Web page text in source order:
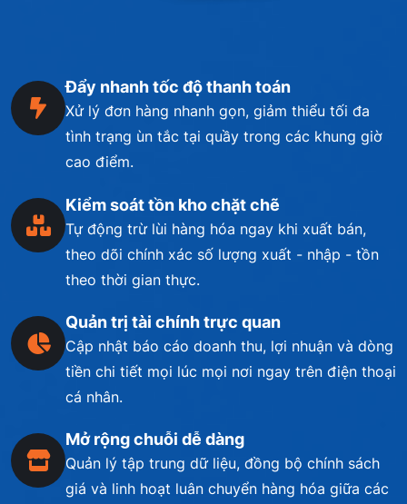
Đẩy nhanh tốc độ thanh toán
Xử lý đơn hàng nhanh gọn, giảm thiểu tối đa
tình trạng ùn tắc tại quầy trong các khung giờ
cao điểm.
Kiểm soát tồn kho chặt chẽ
Tự động trừ lùi hàng hóa ngay khi xuất bán,
theo dõi chính xác số lượng xuất - nhập - tồn
theo thời gian thực.
Quản trị tài chính trực quan
Cập nhật báo cáo doanh thu, lợi nhuận và dòng
tiền chi tiết mọi lúc mọi nơi ngay trên điện thoại
cá nhân.
Mở rộng chuỗi dễ dàng
Quản lý tập trung dữ liệu, đồng bộ chính sách
giá và linh hoạt luân chuyển hàng hóa giữa các